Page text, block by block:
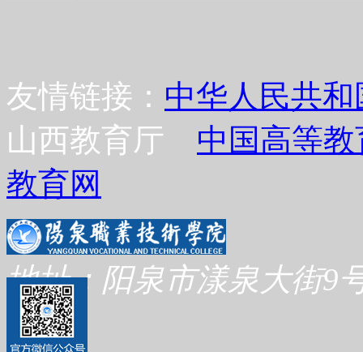
友情链接： 中华人民共
山西教育厅 中国高等
教育网
地址：阳泉市漾泉大街